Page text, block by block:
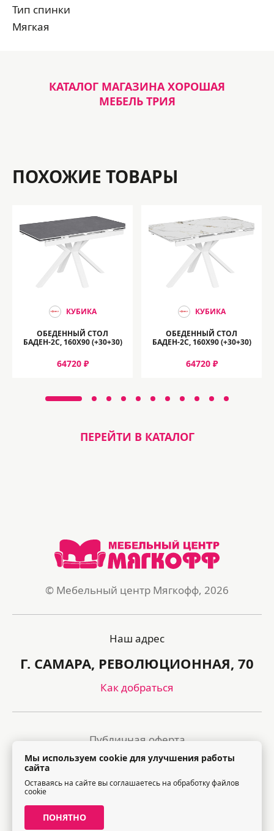
Тип спинки
Мягкая
КАТАЛОГ МАГАЗИНА ХОРОШАЯ
МЕБЕЛЬ ТРИЯ
ПОХОЖИЕ ТОВАРЫ
КУБИКА
ОБЕДЕННЫЙ СТОЛ
БАДЕН-2C, 160Х90 (+30+30)
64720 ₽
КУБИКА
ОБЕДЕННЫЙ СТОЛ
БАДЕН-2C, 160Х90 (+30+30)
64720 ₽
ПЕРЕЙТИ В КАТАЛОГ
© Мебельный центр Мягкофф, 2026
Наш адрес
Г. САМАРА, РЕВОЛЮЦИОННАЯ, 70
Как добраться
Публичная оферта
Политика обработки персональных данных
Правила посещения торгового центра
Мы используем cookie для улучшения работы
сайта
Оставаясь на сайте вы соглашаетесь на обработку файлов
cookie
ПОНЯТНО